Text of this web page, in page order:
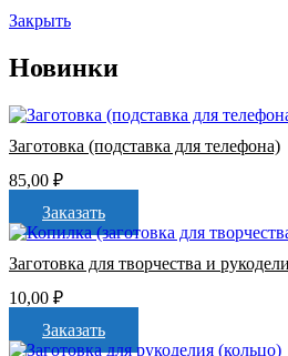
Закрыть
Новинки
Заготовка (подставка для телефона)
85,00 ₽
Заказать
Заготовка для творчества и
10,00 ₽
Заказать